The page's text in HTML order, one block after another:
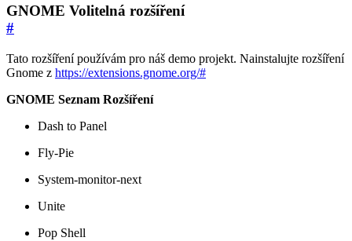
GNOME Volitelná rozšíření
#
Tato rozšíření používám pro náš demo projekt. Nainstalujte rozšíření
Gnome z https://extensions.gnome.org/#
GNOME Seznam Rozšíření
Dash to Panel
Fly-Pie
System-monitor-next
Unite
Pop Shell